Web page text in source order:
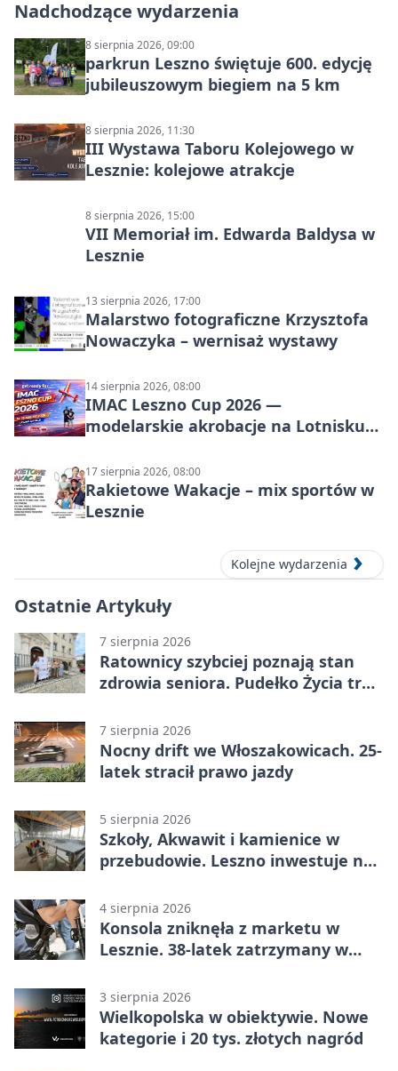
Nadchodzące wydarzenia
8 sierpnia 2026, 09:00
parkrun Leszno świętuje 600. edycję
jubileuszowym biegiem na 5 km
8 sierpnia 2026, 11:30
III Wystawa Taboru Kolejowego w
Lesznie: kolejowe atrakcje
8 sierpnia 2026, 15:00
VII Memoriał im. Edwarda Baldysa w
Lesznie
13 sierpnia 2026, 17:00
Malarstwo fotograficzne Krzysztofa
Nowaczyka – wernisaż wystawy
14 sierpnia 2026, 08:00
IMAC Leszno Cup 2026 —
modelarskie akrobacje na Lotnisku
17 sierpnia 2026, 08:00
Rakietowe Wakacje – mix sportów w
Lesznie
Kolejne wydarzenia
Ostatnie Artykuły
7 sierpnia 2026
Ratownicy szybciej poznają stan
zdrowia seniora. Pudełko Życia trafi
7 sierpnia 2026
Nocny drift we Włoszakowicach. 25-
latek stracił prawo jazdy
5 sierpnia 2026
Szkoły, Akwawit i kamienice w
przebudowie. Leszno inwestuje na
4 sierpnia 2026
Konsola zniknęła z marketu w
Lesznie. 38-latek zatrzymany w
3 sierpnia 2026
Wielkopolska w obiektywie. Nowe
kategorie i 20 tys. złotych nagród